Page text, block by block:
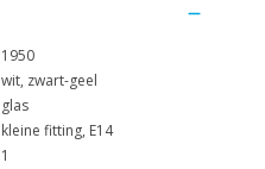
1950
wit, zwart-geel
glas
kleine fitting, E14
1